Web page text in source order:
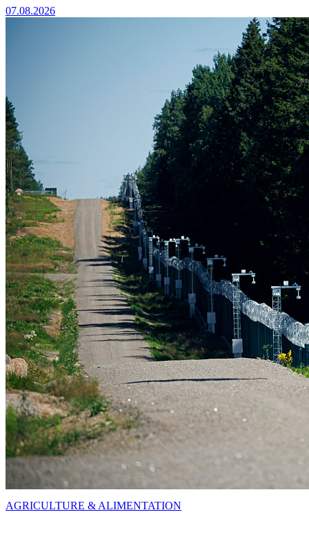
07.08.2026
AGRICULTURE & ALIMENTATION